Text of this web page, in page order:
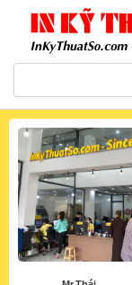
inkythuatso.com